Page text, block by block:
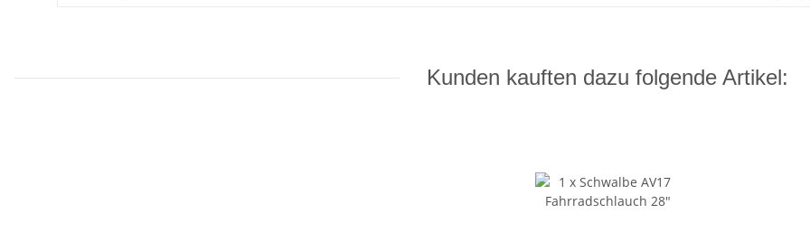
Kunden kauften dazu folgende Artikel: